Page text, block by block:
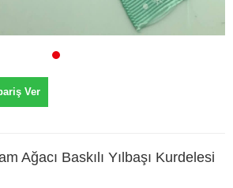
Ver
Ağacı Baskılı Yılbaşı Kurdelesi